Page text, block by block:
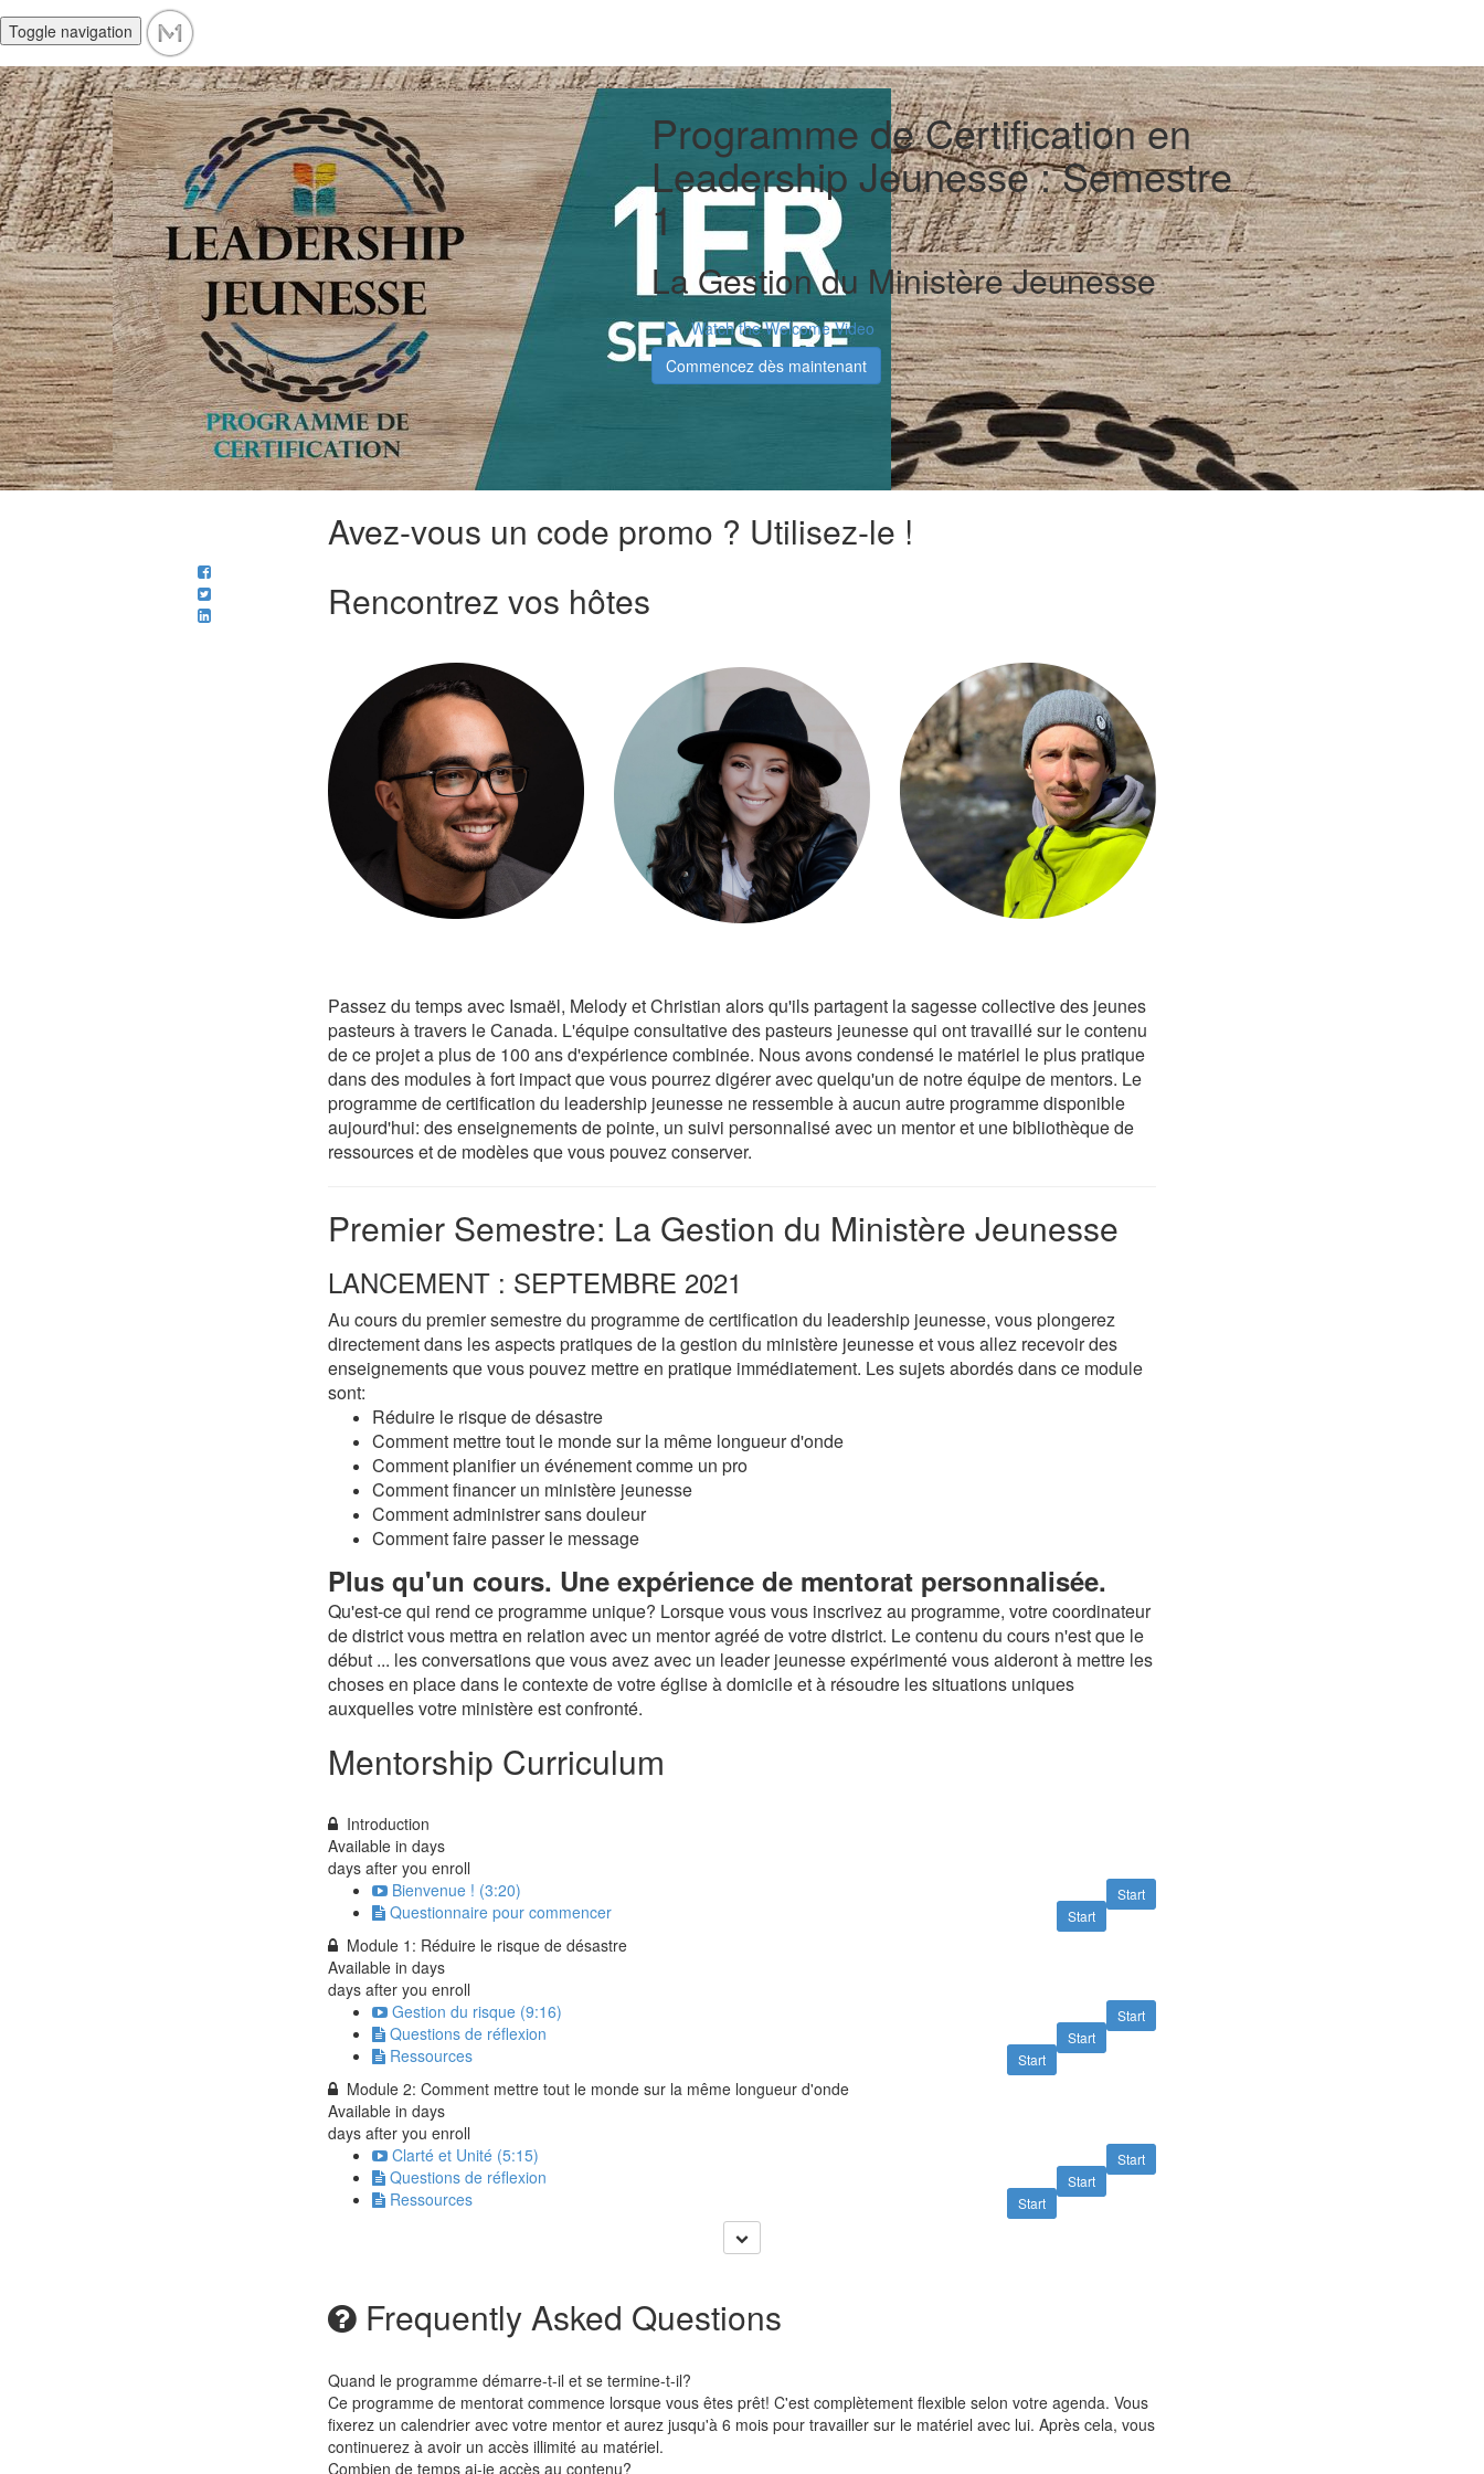
Toggle navigation
Programme de Certification en
Leadership Jeunesse : Semestre
1
La Gestion du Ministère Jeunesse
Watch the Welcome Video
Commencez dès maintenant
Avez-vous un code promo ? Utilisez-le !
Rencontrez vos hôtes
Passez du temps avec Ismaël, Melody et Christian alors qu'ils partagent la sagesse collective des jeunes
pasteurs à travers le Canada. L'équipe consultative des pasteurs jeunesse qui ont travaillé sur le contenu
de ce projet a plus de 100 ans d'expérience combinée. Nous avons condensé le matériel le plus pratique
dans des modules à fort impact que vous pourrez digérer avec quelqu'un de notre équipe de mentors. Le
programme de certification du leadership jeunesse ne ressemble à aucun autre programme disponible
aujourd'hui: des enseignements de pointe, un suivi personnalisé avec un mentor et une bibliothèque de
ressources et de modèles que vous pouvez conserver.
Premier Semestre: La Gestion du Ministère Jeunesse
LANCEMENT : SEPTEMBRE 2021
Au cours du premier semestre du programme de certification du leadership jeunesse, vous plongerez
directement dans les aspects pratiques de la gestion du ministère jeunesse et vous allez recevoir des
enseignements que vous pouvez mettre en pratique immédiatement. Les sujets abordés dans ce module
sont:
Réduire le risque de désastre
Comment mettre tout le monde sur la même longueur d'onde
Comment planifier un événement comme un pro
Comment financer un ministère jeunesse
Comment administrer sans douleur
Comment faire passer le message
Plus qu'un cours. Une expérience de mentorat personnalisée.
Qu'est-ce qui rend ce programme unique? Lorsque vous vous inscrivez au programme, votre coordinateur
de district vous mettra en relation avec un mentor agréé de votre district. Le contenu du cours n'est que le
début ... les conversations que vous avez avec un leader jeunesse expérimenté vous aideront à mettre les
choses en place dans le contexte de votre église à domicile et à résoudre les situations uniques
auxquelles votre ministère est confronté.
Mentorship Curriculum
Introduction
Available in days
days after you enroll
Start
Bienvenue ! (3:20)
Start
Questionnaire pour commencer
Module 1: Réduire le risque de désastre
Available in days
days after you enroll
Start
Gestion du risque (9:16)
Start
Questions de réflexion
Start
Ressources
Module 2: Comment mettre tout le monde sur la même longueur d'onde
Available in days
days after you enroll
Start
Clarté et Unité (5:15)
Start
Questions de réflexion
Start
Ressources
Frequently Asked Questions
Quand le programme démarre-t-il et se termine-t-il?
Ce programme de mentorat commence lorsque vous êtes prêt! C'est complètement flexible selon votre agenda. Vous
fixerez un calendrier avec votre mentor et aurez jusqu'à 6 mois pour travailler sur le matériel avec lui. Après cela, vous
continuerez à avoir un accès illimité au matériel.
Combien de temps ai-je accès au contenu?